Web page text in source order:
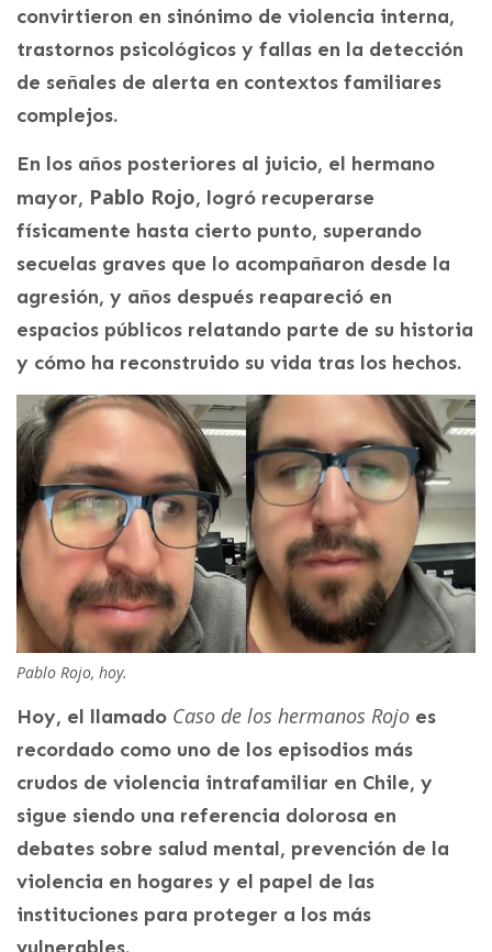
convirtieron en sinónimo de violencia interna,
trastornos psicológicos y fallas en la detección
de señales de alerta en contextos familiares
complejos.
En los años posteriores al juicio, el hermano
mayor, Pablo Rojo, logró recuperarse
físicamente hasta cierto punto, superando
secuelas graves que lo acompañaron desde la
agresión, y años después reapareció en
espacios públicos relatando parte de su historia
y cómo ha reconstruido su vida tras los hechos.
Pablo Rojo, hoy.
Hoy, el llamado Caso de los hermanos Rojo es
recordado como uno de los episodios más
crudos de violencia intrafamiliar en Chile, y
sigue siendo una referencia dolorosa en
debates sobre salud mental, prevención de la
violencia en hogares y el papel de las
instituciones para proteger a los más